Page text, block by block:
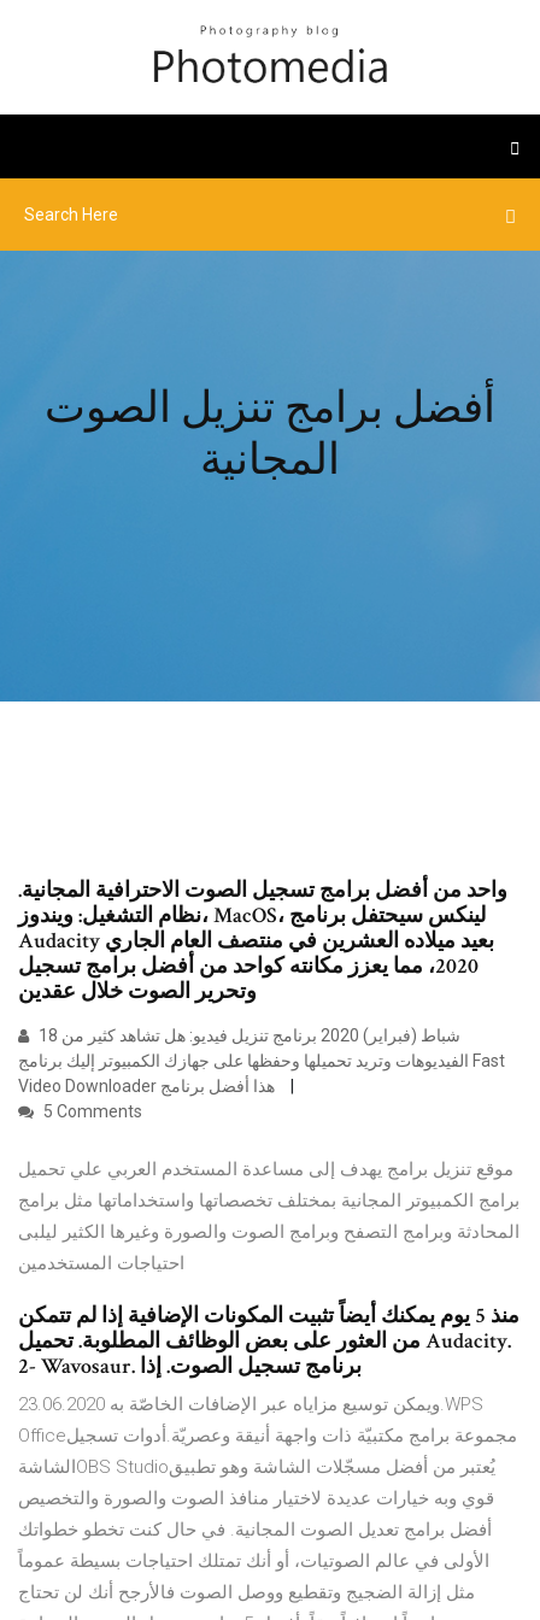
أفضل برامج تنزيل الصوت
المجانية
واحد من أفضل برامج تسجيل الصوت الاحترافية المجانية.
نظام التشغيل: ويندوز، MacOS، لينكس سيحتفل برنامج
Audacity بعيد ميلاده العشرين في منتصف العام الجاري
2020، مما يعزز مكانته كواحد من أفضل برامج تسجيل
وتحرير الصوت خلال عقدين
18 شباط (فبراير) 2020 برنامج تنزيل فيديو: هل تشاهد كثير من
الفيديوهات وتريد تحميلها وحفظها على جهازك الكمبيوتر إليك برنامج Fast
5 Comments
موقع تنزيل برامج يهدف إلى مساعدة المستخدم العربي علي تحميل
برامج الكمبيوتر المجانية بمختلف تخصصاتها واستخداماتها مثل برامج
المحادثة وبرامج التصفح وبرامج الصوت والصورة وغيرها الكثير ليلبى
احتياجات المستخدمين
منذ 5 يوم يمكنك أيضاً تثبيت المكونات الإضافية إذا لم تتمكن
من العثور على بعض الوظائف المطلوبة. تحميل Audacity.
23.06.2020 ويمكن توسيع مزاياه عبر الإضافات الخاصّة به.WPS
Officeمجموعة برامج مكتبيّة ذات واجهة أنيقة وعصريّة.أدوات تسجيل
الشاشةOBS Studioيُعتبر من أفضل مسجّلات الشاشة وهو تطبيق
قوي وبه خيارات عديدة لاختيار منافذ الصوت والصورة والتخصيص
أفضل برامج تعديل الصوت المجانية. في حال كنت تخطو خطواتك
الأولى في عالم الصوتيات، أو أنك تمتلك احتياجات بسيطة عموماً
مثل إزالة الضجيج وتقطيع ووصل الصوت فالأرجح أنك لن تحتاج